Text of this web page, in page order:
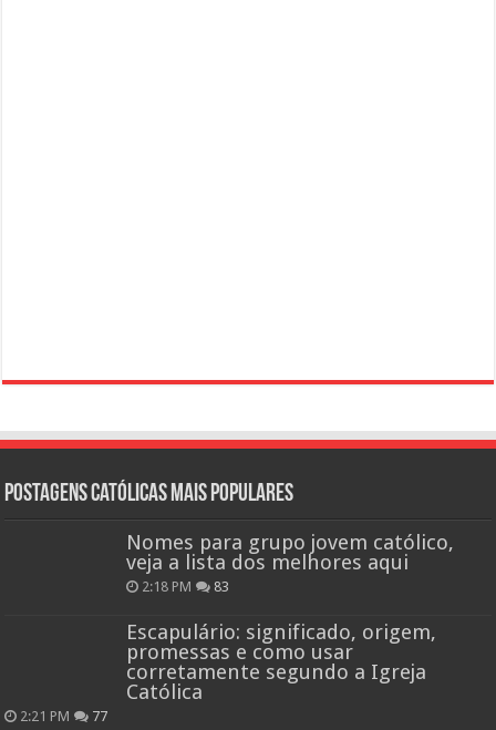
Postagens católicas mais Populares
Nomes para grupo jovem católico,
veja a lista dos melhores aqui
2:18 PM 83
Escapulário: significado, origem,
promessas e como usar
corretamente segundo a Igreja
Católica
2:21 PM 77